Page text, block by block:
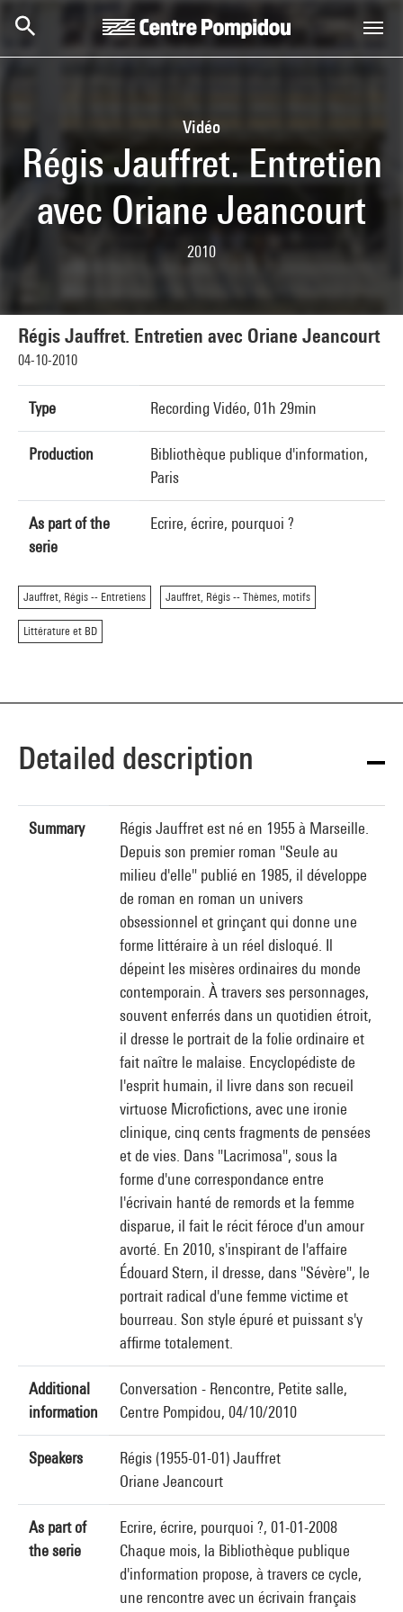
Vidéo
Régis Jauffret. Entretien
avec Oriane Jeancourt
2010
Régis Jauffret. Entretien avec Oriane Jeancourt
04-10-2010
Type Recording Vidéo, 01h 29min
Production
Bibliothèque publique d'information,
Paris
As part of the
serie
Ecrire, écrire, pourquoi ?
Jauffret, Régis -- Entretiens Jauffret, Régis -- Thèmes, motifs
Littérature et BD
Detailed description
Summary
Régis Jauffret est né en 1955 à Marseille.
Depuis son premier roman "Seule au
milieu d'elle" publié en 1985, il développe
de roman en roman un univers
obsessionnel et grinçant qui donne une
forme littéraire à un réel disloqué. Il
dépeint les misères ordinaires du monde
contemporain. À travers ses personnages,
souvent enferrés dans un quotidien étroit,
il dresse le portrait de la folie ordinaire et
fait naître le malaise. Encyclopédiste de
l'esprit humain, il livre dans son recueil
virtuose Microfictions, avec une ironie
clinique, cinq cents fragments de pensées
et de vies. Dans "Lacrimosa", sous la
forme d'une correspondance entre
l'écrivain hanté de remords et la femme
disparue, il fait le récit féroce d'un amour
avorté. En 2010, s'inspirant de l'affaire
Édouard Stern, il dresse, dans "Sévère", le
portrait radical d'une femme victime et
bourreau. Son style épuré et puissant s'y
affirme totalement.
Additional
information
Conversation - Rencontre, Petite salle,
Centre Pompidou, 04/10/2010
Speakers
Régis (1955-01-01) Jauffret
Oriane Jeancourt
As part of
the serie
Ecrire, écrire, pourquoi ?, 01-01-2008
Chaque mois, la Bibliothèque publique
d'information propose, à travers ce cycle,
une rencontre avec un écrivain français